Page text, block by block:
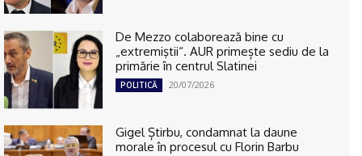
De Mezzo colaborează bine cu
„extremiştii“. AUR primește sediu de la
primărie în centrul Slatinei
POLITICĂ 20/07/2026
Gigel Știrbu, condamnat la daune
morale în procesul cu Florin Barbu